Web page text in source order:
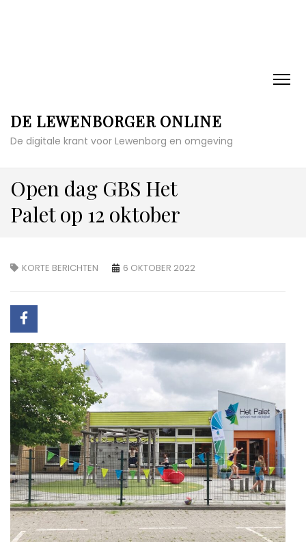
DE LEWENBORGER ONLINE
De digitale krant voor Lewenborg en omgeving
Open dag GBS Het
Palet op 12 oktober
KORTE BERICHTEN 6 OKTOBER 2022